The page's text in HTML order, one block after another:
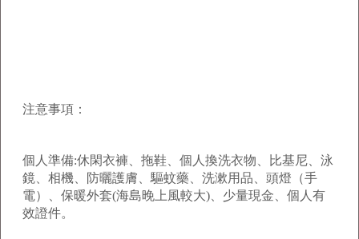
注意事項：
個人準備:休閑衣褲、拖鞋、個人換洗衣物、比基尼、泳
鏡、相機、防曬護膚、驅蚊藥、洗漱用品、頭燈（手
電）、保暖外套(海島晚上風較大) 、少量現金、個人有
效證件。